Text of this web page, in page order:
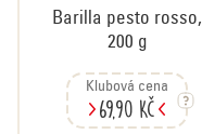
Barilla pesto rosso,
200 g
Klubová cena
69,90 Kč